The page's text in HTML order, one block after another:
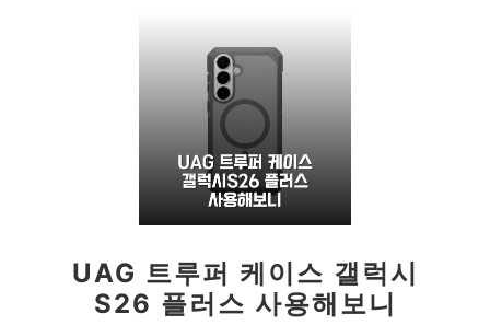
UAG 트루퍼 케이스 갤럭시
S26 플러스 사용해보니